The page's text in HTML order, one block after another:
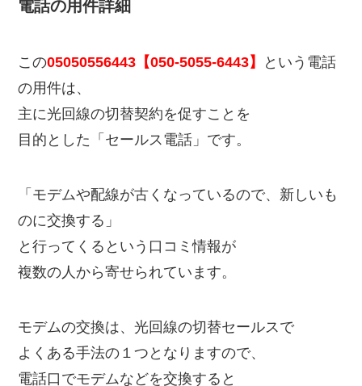
電話の用件詳細
この05050556443【050-5055-6443】
という電話
の用件は、
主に光回線の切替契約を促すことを
目的とした「セールス電話」です。
「モデムや配線が古くなっているので、新しいも
のに交換する」
と行ってくるという口コミ情報が
複数の人から寄せられています。
モデムの交換は、光回線の切替セールスで
よくある手法の１つとなりますので、
電話口でモデムなどを交換すると